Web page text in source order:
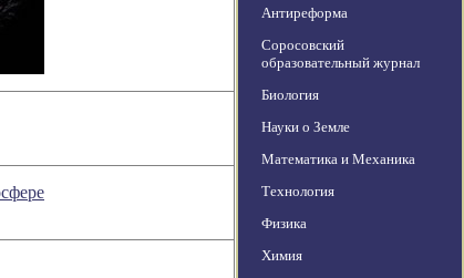
Антиреформа
Соросовский
образовательный журнал
Биология
Науки о Земле
Математика и Механика
Технология
Физика
Химия